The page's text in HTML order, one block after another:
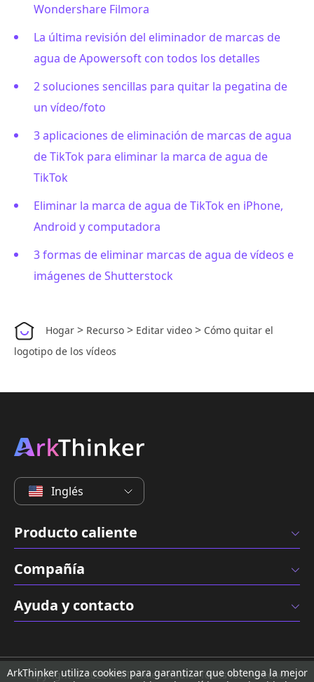
Wondershare Filmora
La última revisión del eliminador de marcas de
agua de Apowersoft con todos los detalles
2 soluciones sencillas para quitar la pegatina de
un vídeo/foto
3 aplicaciones de eliminación de marcas de agua
de TikTok para eliminar la marca de agua de
TikTok
Eliminar la marca de agua de TikTok en iPhone,
Android y computadora
3 formas de eliminar marcas de agua de vídeos e
imágenes de Shutterstock
Hogar > Recurso > Editar video > Cómo quitar el
logotipo de los vídeos
Inglés
Producto caliente
Compañía
Ayuda y contacto
Copyright © 2026 ArkThinker Studio. Todos los derechos
ArkThinker utiliza cookies para garantizar que obtenga la mejor